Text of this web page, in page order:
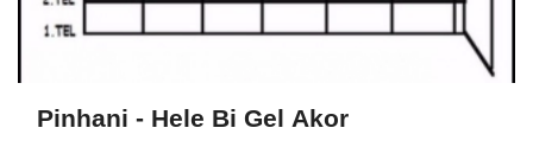
Pinhani - Hele Bi Gel Akor